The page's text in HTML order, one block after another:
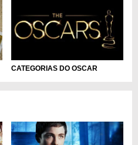
CATEGORIAS DO OSCAR